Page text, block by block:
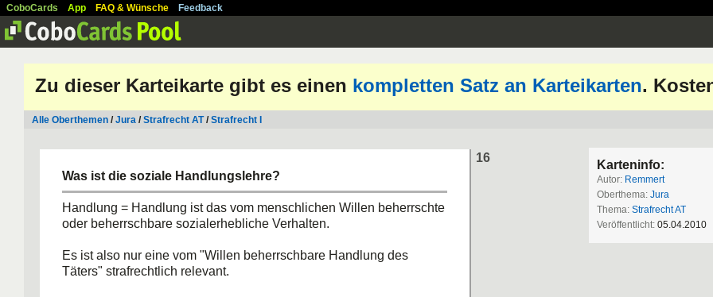
CoboCards App FAQ & Wünsche Feedback
Zu dieser Karteikarte gibt es einen kompletten Satz an Karteikarten.
Alle Oberthemen /Jura /Strafrecht AT/Strafrecht I
16
Was ist die soziale Handlungslehre?
Handlung = Handlung ist das vom menschlichen Willen beherrschte
oder beherrschbare sozialerhebliche Verhalten.
Es ist also nur eine vom "Willen beherrschbare Handlung des
Täters" strafrechtlich relevant.
Karteninfo:
Autor: Remmert
Oberthema: Jura
Thema: Strafrecht AT
Veröffentlicht: 05.04.2010